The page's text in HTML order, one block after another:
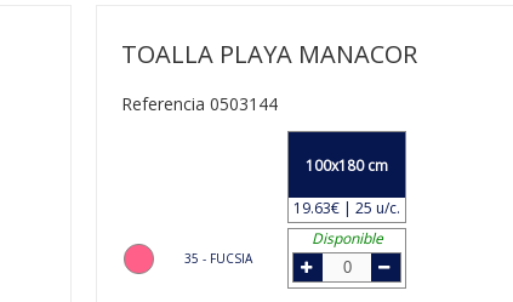
TOALLA PLAYA MANACOR
Referencia 0503144
35 - FUCSIA
100x180 cm
19.63€ | 25 u/c.
Disponible